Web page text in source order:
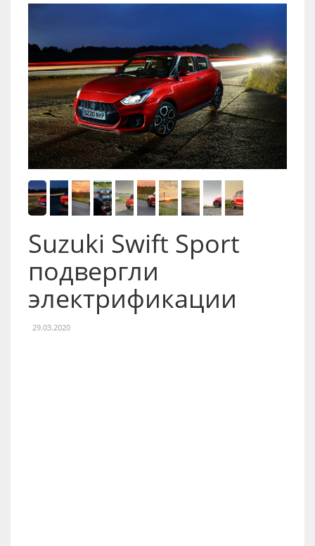
Suzuki Swift Sport
подвергли
электрификации
29.03.2020